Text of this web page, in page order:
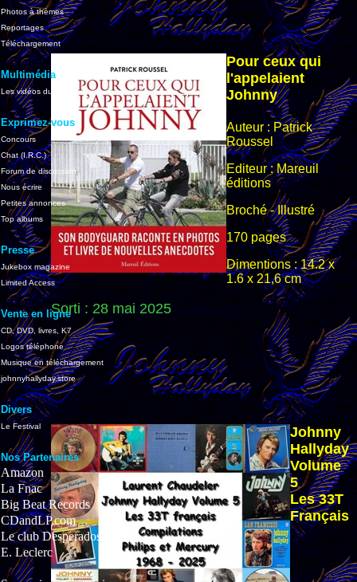
Photos à thèmes
Reportages
Téléchargement
Multimédia
Les vidéos du site
Exprimez-vous
Concours
Chat (I.R.C.)
Forum de discussion
Nous écrire
Petites annonces
Top albums
Presse
Jukebox magazine
Limited Access
Vente en ligne
CD, DVD, livres, K7
Logos téléphone
Musique en téléchargement
johnnyhallyday.store
Divers
Le Festival
Nos Partenaires
Amazon
La Fnac
Big Beat Records
CDandLP.com
Le club Desperados
E. Leclerc
Pour ceux qui
l'appelaient
Johnny
Auteur : Patrick
Roussel
Editeur : Mareuil
éditions
Broché - Illustré
170 pages
Dimentions : 14.2 x
1.6 x 21,6 cm
Sorti : 28 mai 2025
Johnny
Hallyday
Volume
5
Les 33T
Français